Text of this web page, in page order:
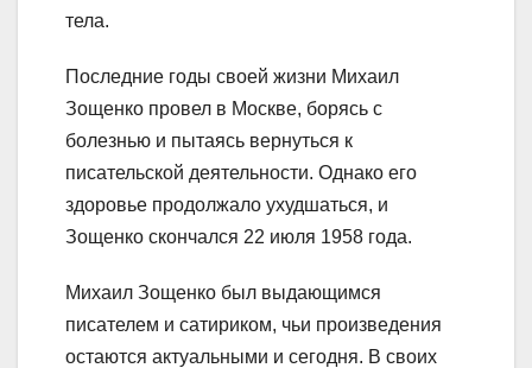
тела.
Последние годы своей жизни Михаил
Зощенко провел в Москве, борясь с
болезнью и пытаясь вернуться к
писательской деятельности. Однако его
здоровье продолжало ухудшаться, и
Зощенко скончался 22 июля 1958 года.
Михаил Зощенко был выдающимся
писателем и сатириком, чьи произведения
остаются актуальными и сегодня. В своих